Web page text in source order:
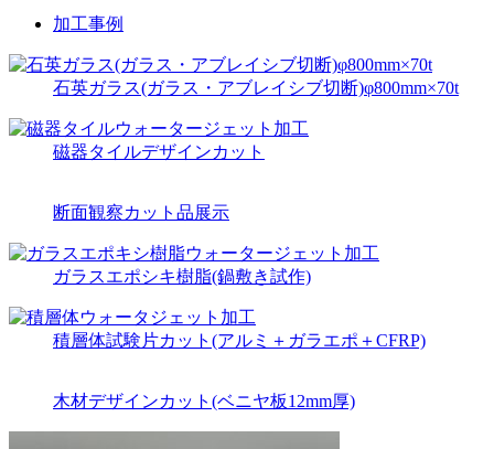
加工事例
石英ガラス(ガラス・アブレイシブ切断)φ800mm×70t
磁器タイルデザインカット
断面観察カット品展示
ガラスエポシキ樹脂(鍋敷き試作)
積層体試験片カット(アルミ＋ガラエポ＋CFRP)
木材デザインカット(ベニヤ板12mm厚)